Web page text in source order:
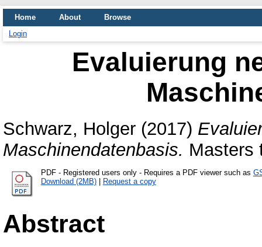
Home About
Browse
Login
Evaluierung
Schwarz, Holger (2017)
Maschinendatenbasis. Masters
PDF- Registered users only - Requires a PDF viewer such as
Download (2MB)| Request a copy
Abstract